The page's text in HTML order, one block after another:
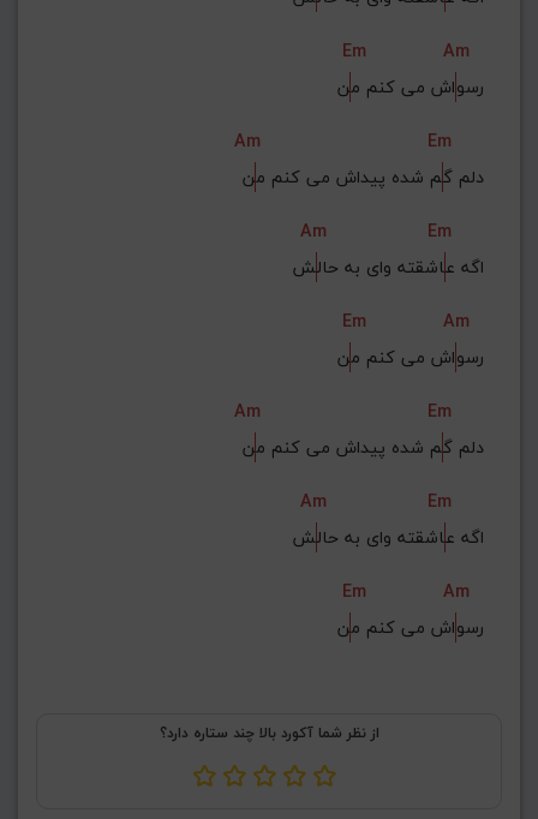
Em
Am
رسواش می کنم من
Am
Em
دلم گم شده پیداش می کنم من
Am
Em
اگه عاشقته وای به حالش
Em
Am
رسواش می کنم من
Am
Em
دلم گم شده پیداش می کنم من
Am
Em
اگه عاشقته وای به حالش
Em
Am
رسواش می کنم من
از نظر شما آکورد بالا چند ستاره دارد؟